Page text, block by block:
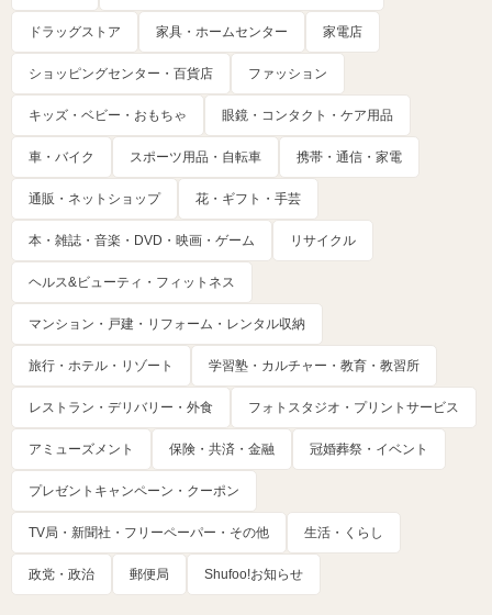
ドラッグストア 家具・ホームセンター 家電店
ショッピングセンター・百貨店 ファッション
キッズ・ベビー・おもちゃ 眼鏡・コンタクト・ケア用品
車・バイク スポーツ用品・自転車 携帯・通信・家電
通販・ネットショップ 花・ギフト・手芸
本・雑誌・音楽・DVD・映画・ゲーム リサイクル
ヘルス&ビューティ・フィットネス
マンション・戸建・リフォーム・レンタル収納
旅行・ホテル・リゾート 学習塾・カルチャー・教育・教習所
レストラン・デリバリー・外食 フォトスタジオ・プリントサービス
アミューズメント 保険・共済・金融 冠婚葬祭・イベント
プレゼントキャンペーン・クーポン
TV局・新聞社・フリーペーパー・その他 生活・くらし
政党・政治 郵便局 Shufoo!お知らせ